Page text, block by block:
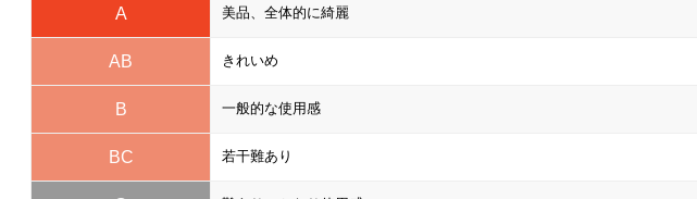
A 美品、全体的に綺麗
AB きれいめ
B 一般的な使用感
BC 若干難あり